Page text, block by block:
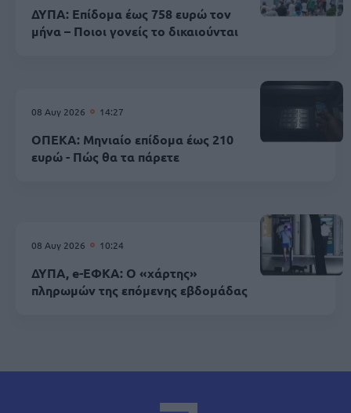
ΔΥΠΑ: Επίδομα έως 758 ευρώ τον
μήνα – Ποιοι γονείς το δικαιούνται
08 Αυγ 2026 14:27
ΟΠΕΚΑ: Μηνιαίο επίδομα έως 210
ευρώ - Πώς θα τα πάρετε
08 Αυγ 2026 10:24
ΔΥΠΑ, e-ΕΦΚΑ: Ο «χάρτης»
πληρωμών της επόμενης εβδομάδας